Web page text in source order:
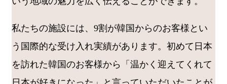
私たちの施設には、9割が韓国からのお客様とい
う国際的な受け入れ実績があります。初めて日本
を訪れた韓国のお客様から「温かく迎えてくれて